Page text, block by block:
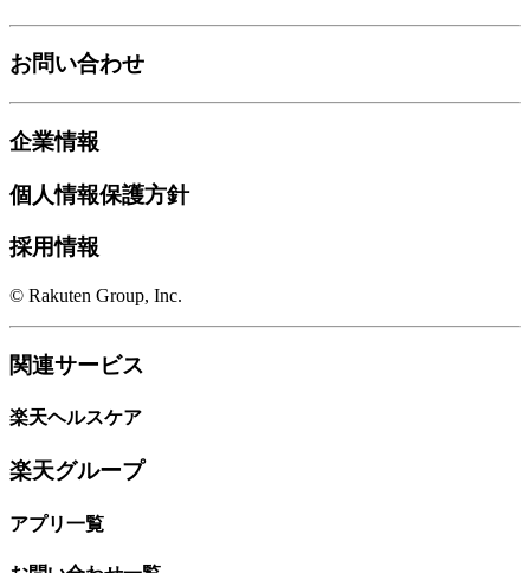
お問い合わせ
企業情報
個人情報保護方針
採用情報
© Rakuten Group, Inc.
関連サービス
楽天ヘルスケア
楽天グループ
アプリ一覧